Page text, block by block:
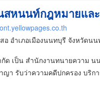
สหนนท์กฎหมายแล
อ อำเภอเมืองนนทบุรี จังหวัดนน
ด เป็น สำนักงานทนายความ
า รับว่าความคดีปกครอง บริ